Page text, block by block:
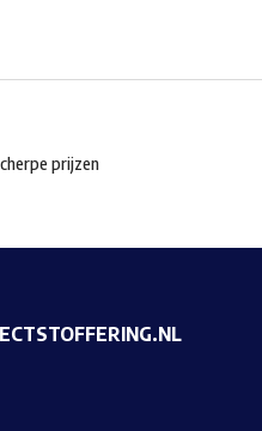
prijzen